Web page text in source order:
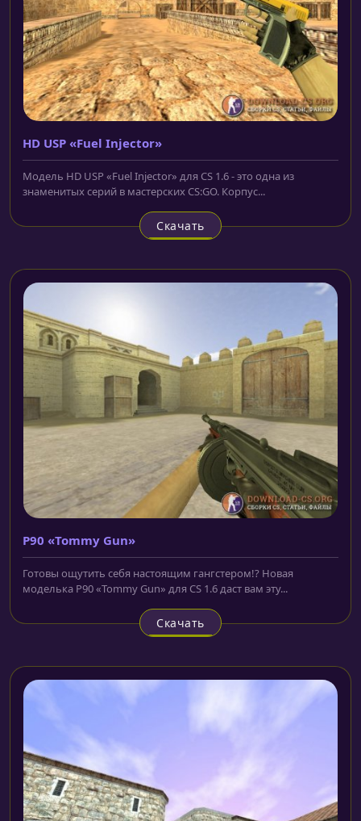
HD USP «Fuel Injector»
Модель HD USP «Fuel Injector» для CS 1.6 - это одна из
знаменитых серий в мастерских CS:GO. Корпус...
Скачать
P90 «Tommy Gun»
Готовы ощутить себя настоящим гангстером!? Новая
моделька P90 «Tommy Gun» для CS 1.6 даст вам эту...
Скачать